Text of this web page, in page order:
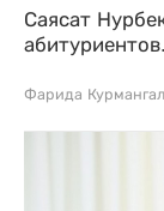
Саясат
абитуриентов.
Фарида